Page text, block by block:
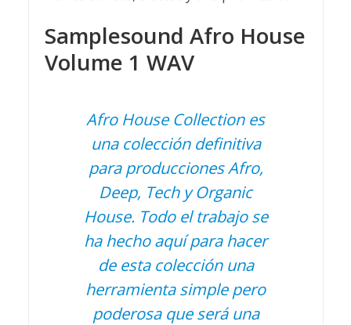
Samplesound Afro House
Volume 1 WAV
Afro House Collection es
una colección definitiva
para producciones Afro,
Deep, Tech y Organic
House. Todo el trabajo se
ha hecho aquí para hacer
de esta colección una
herramienta simple pero
poderosa que será una